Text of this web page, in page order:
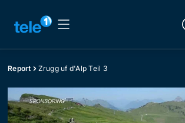
Report Zrugg uf d'Alp Teil 3